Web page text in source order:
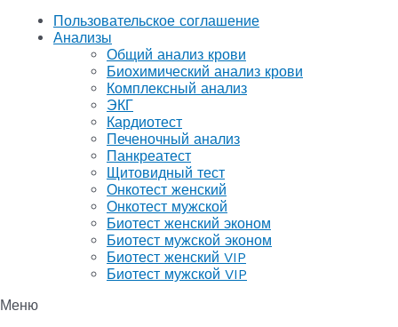
Пользовательское соглашение
Анализы
Общий анализ крови
Биохимический анализ крови
Комплексный анализ
ЭКГ
Кардиотест
Печеночный анализ
Панкреатест
Щитовидный тест
Онкотест женский
Онкотест мужской
Биотест женский эконом
Биотест мужской эконом
Биотест женский VIP
Биотест мужской VIP
Меню